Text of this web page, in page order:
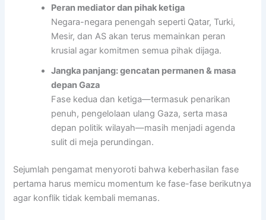
Peran mediator dan pihak ketiga
Negara-negara penengah seperti Qatar, Turki,
Mesir, dan AS akan terus memainkan peran
krusial agar komitmen semua pihak dijaga.
Jangka panjang: gencatan permanen & masa
depan Gaza
Fase kedua dan ketiga—termasuk penarikan
penuh, pengelolaan ulang Gaza, serta masa
depan politik wilayah—masih menjadi agenda
sulit di meja perundingan.
Sejumlah pengamat menyoroti bahwa keberhasilan fase
pertama harus memicu momentum ke fase-fase berikutnya
agar konflik tidak kembali memanas.